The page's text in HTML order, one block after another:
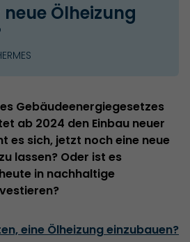
Ölheizung
Gebäudeenergiegesetzes
ab 2024 den Einbau neuer
es sich, jetzt noch eine neue
lassen? Oder ist es
in nachhaltige
eine Ölheizung einzubauen?